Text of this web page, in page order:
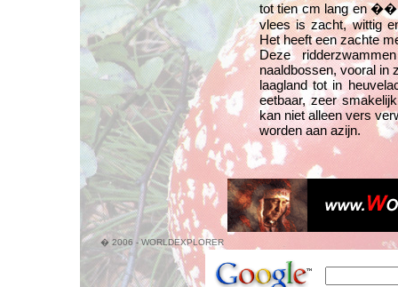
tot tien cm lang en
vlees is zacht, wittig
Het heeft een zachte
Deze
naaldbossen, vooral in
laagland tot in
eetbaar, zeer
kan niet alleen vers
worden aan azijn.
� 2006 - WORLDEXPLORER